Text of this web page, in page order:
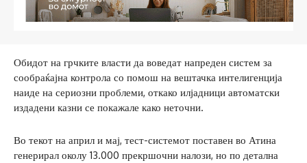
Обидот на грчките власти да воведат напреден систем за
сообраќајна контрола со помош на вештачка интелигенција
наиде на сериозни проблеми, откако илјадници автоматски
издадени казни се покажале како неточни.
Во текот на април и мај, тест-системот поставен во Атина
генерирал околу 13.000 прекршочни налози, но по детална